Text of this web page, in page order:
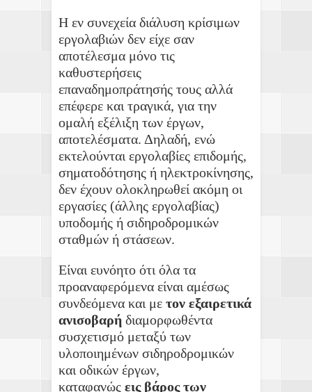
Η εν συνεχεία διάλυση κρίσιμων
εργολαβιών δεν είχε σαν
αποτέλεσμα μόνο τις
καθυστερήσεις
επαναδημοπράτησής τους αλλά
επέφερε και τραγικά, για την
ομαλή εξέλιξη των έργων,
αποτελέσματα. Δηλαδή, ενώ
εκτελούνται εργολαβίες επιδομής,
σηματοδότησης ή ηλεκτροκίνησης,
δεν έχουν ολοκληρωθεί ακόμη οι
εργασίες (άλλης εργολαβίας)
υποδομής ή σιδηροδρομικών
σταθμών ή στάσεων.
Είναι ευνόητο ότι όλα τα
προαναφερόμενα είναι αμέσως
συνδεόμενα και με τον εξαιρετικά
ανισοβαρή διαμορφωθέντα
συσχετισμό μεταξύ των
υλοποιημένων σιδηροδρομικών
και οδικών έργων,
καταφανώς ειςβάρος των